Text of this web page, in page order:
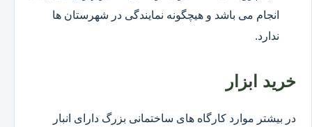
انجام می باشد و هیچگونه نمایندگی در شهرستان ها
ندارد.
خرید ابزار
در بیشتر موارد کارگاه های ساختمانی بزرگ دارای انبار